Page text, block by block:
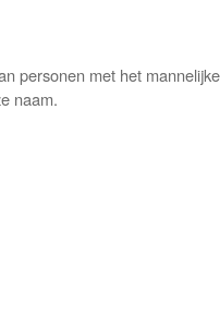
personen met het
naam.